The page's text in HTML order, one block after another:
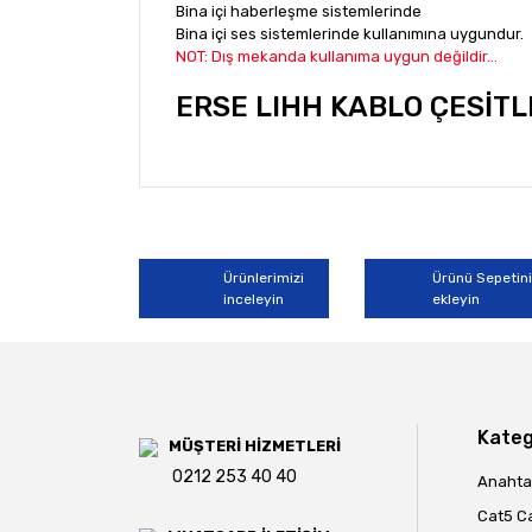
Bina içi haberleşme sistemlerinde
Bina içi ses sistemlerinde kullanımına uygundur.
NOT: Dış mekanda kullanıma uygun değildir...
ERSE LIHH KABLO
Bu ürünün fiyat bilgisi, resim, ürün
Ürün resmi kalitesiz, bozuk veya
Ürün açıklamasında eksik bilgiler bulunuyor.
Ürünlerimizi
inceleyin
Ürünü
ekleyin
MÜŞTERİ HİZMETLERİ
0212 253 40 40
Cat5